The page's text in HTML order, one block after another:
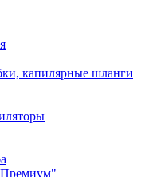
капилярные шланги